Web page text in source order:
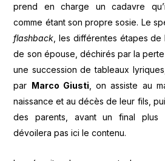
prend en charge un cadavre
comme étant son propre sosie. Le
flashback les différentes étapes
de son épouse, déchirés par la
une succession de tableaux
par Marco Giusti , on assiste au
naissance et au décès de leur fils,
des parents, avant un final plus
dévoilera pas ici le contenu.